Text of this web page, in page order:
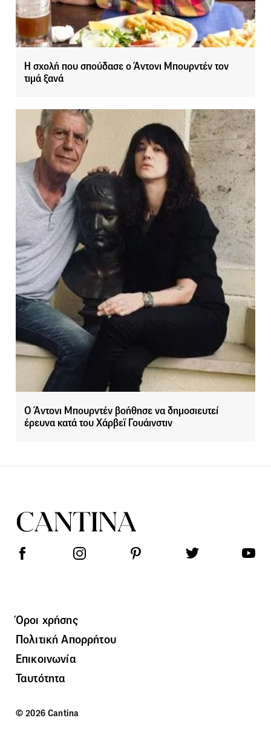
Η σχολή που σπούδασε ο Άντονι Μπουρντέν τον
τιμά ξανά
Ο Άντονι Μπουρντέν βοήθησε να δημοσιευτεί
έρευνα κατά του Χάρβεϊ Γουάινστιν
Όροι χρήσης
Πολιτική Απορρήτου
Επικοινωνία
Ταυτότητα
© 2026 Cantina